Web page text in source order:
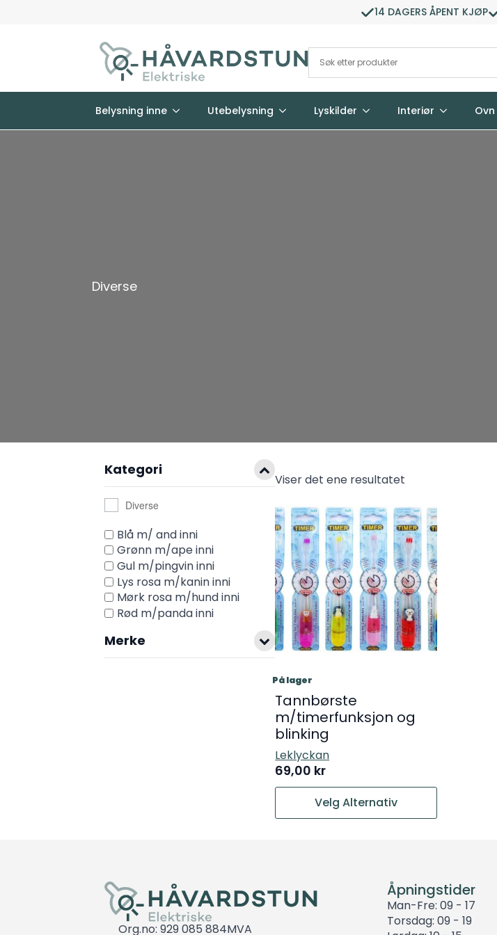
14 DAGERS ÅPENT KJØP
Belysning inne Utebelysning Lyskilder Interiør
Diverse
Kategori
Diverse
Blå m/ and inni
Grønn m/ape inni
Gul m/pingvin inni
Lys rosa m/kanin inni
Mørk rosa m/hund inni
Rød m/panda inni
Merke
Viser det ene resultatet
På lager
Tannbørste
m/timerfunksjon og
blinking
Leklyckan
69,00 kr
Velg Alternativ
Dette
produktet
har
velges
Org.no: 929 085 884MVA
Åpningstider
Man-Fre: 09 - 17
Torsdag: 09 - 19